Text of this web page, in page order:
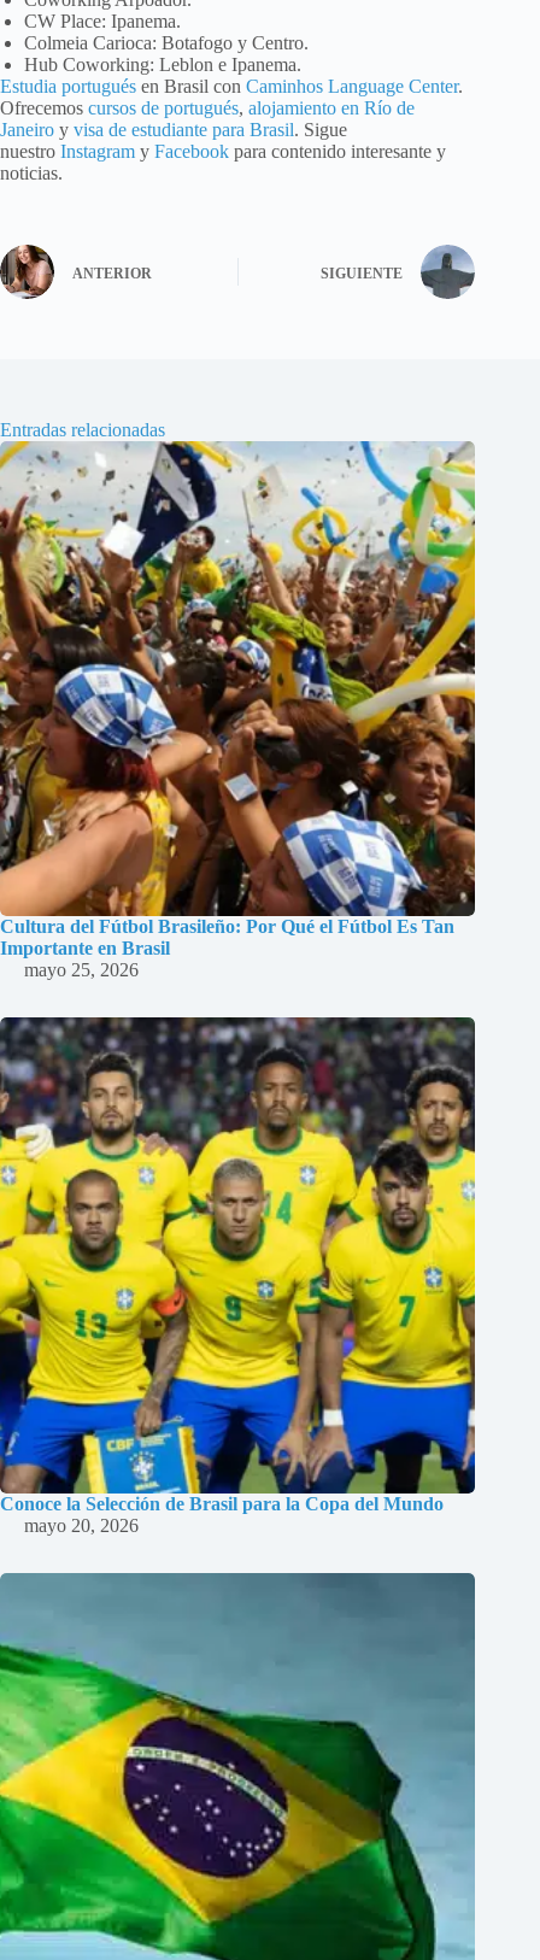
CW Place: Ipanema.
Colmeia Carioca: Botafogo y Centro.
Hub Coworking: Leblon e Ipanema.
Estudia portugués en Brasil con Caminhos Language Center.
Ofrecemos cursos de portugués, alojamiento en Río de
Janeiro y visa de estudiante para Brasil. Sigue
nuestro Instagram y Facebook para contenido interesante y
noticias.
ANTERIOR SIGUIENTE
Entradas relacionadas
Cultura del Fútbol Brasileño: Por Qué el Fútbol Es Tan
Importante en Brasil
mayo 25, 2026
Conoce la Selección de Brasil para la Copa del Mundo
mayo 20, 2026